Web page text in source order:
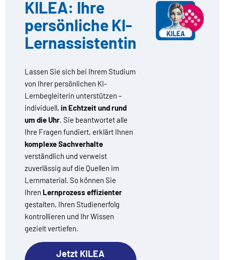
KILEA: Ihre
persönliche KI-
Lernassistentin
Lassen Sie sich bei Ihrem Studium
von Ihrer persönlichen KI-
Lernbegleiterin unterstützen –
individuell, in Echtzeit und rund
um die Uhr. Sie beantwortet alle
Ihre Fragen fundiert, erklärt Ihnen
komplexe Sachverhalte
verständlich und verweist
zuverlässig auf die Quellen im
Lernmaterial. So können Sie
Ihren Lernprozess effizienter
gestalten, Ihren Studienerfolg
kontrollieren und Ihr Wissen
gezielt vertiefen.
Jetzt KILEA